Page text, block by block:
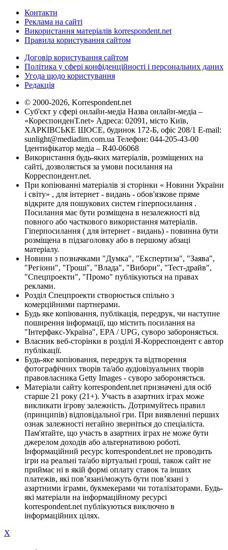
Контакти
Реклама на сайті
Використання матеріалів korrespondent.net
Правила користування сайтом
Договір користування сайтом
Політика у сфері конфіденційності і персональних даних
Угода щодо користування
Редакція
© 2000-2026, Korrespondent.net
Суб'єкт у сфері онлайн-медіа Назва онлайн-медіа –
«КореспонденТ.net» Адреса: 02091, місто Київ,
ХАРКІВСЬКЕ ШОСЕ, будинок 172-Б, офіс 208/1 E-mail:
sunlight@mediadim.com.ua Телефон: 044-205-43-00
Ідентифікатор медіа – R40-06068
Використання будь-яких матеріалів, розміщених на
сайті, дозволяється за умови посилання на
Корреспондент.net.
При копіюванні матеріалів зі сторінки « Новини України
і світу» , для інтернет - видань - обов'язкове пряме
відкрите для пошукових систем гіперпосилання .
Посилання має бути розміщена в незалежності від
повного або часткового використання матеріалів.
Гіперпосилання ( для інтернет - видань) - повинна бути
розміщена в підзаголовку або в першому абзаці
матеріалу.
Новини з позначками "Думка", "Експертиза", "Заява",
"Регіони", "Гроші", "Влада", "Вибори", "Тест-драйв",
"Спецпроекти", "Промо" публікуються на правах
реклами.
Розділ Спецпроекти створюється спільно з
комерційними партнерами.
Будь яке копіювання, публікація, передрук, чи наступне
поширення інформації, що містить посилання на
"Інтерфакс-Україна", EPA / UPG, суворо забороняється.
Власник веб-сторінки в розділі Я-Корреспондент є автор
публікації.
Будь-яке копіювання, передрук та відтворення
фотографічних творів та/або аудіовізуальних творів
правовласника Getty Images - суворо забороняється.
Матеріали сайту korrespondent.net призначені для осіб
старше 21 року (21+). Участь в азартних іграх може
викликати ігрову залежність. Дотримуйтесь правил
(принципів) відповідальної гри. При виявленні перших
ознак залежності негайно зверніться до спеціаліста.
Пам'ятайте, що участь в азартних іграх не може бути
джерелом доходів або альтернативою роботі.
Інформаційний ресурс korrespondent.net не проводить
ігри на реальні та/або віртуальні гроші, також сайт не
приймає ні в якій формі оплату ставок та інших
платежів, які пов’язані/можуть бути пов’язані з
азартними іграми, букмекерами чи тоталізаторами. Будь-
які матеріали на інформаційному ресурсі
korrespondent.net публікуються виключно в
інформаційних цілях.
X